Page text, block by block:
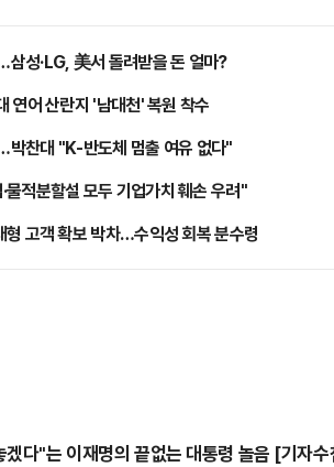
성·LG, 美서 돌려받을 돈 얼마?
연어 산란지 '남대천' 복원 착수
박찬대 "K-반도체 멈출 여유 없다"
물적분할설 모두 기업가치 훼손 우려"
고객 확보 박차…수익성 회복 분수령
겠다"는 이재명의 끝없는 대통령 놀음 [기자